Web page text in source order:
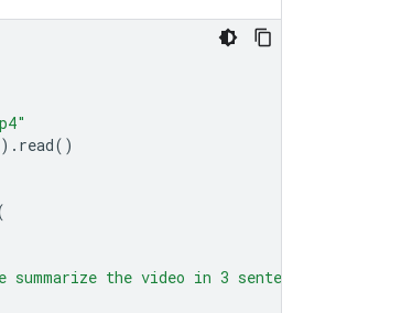
) . read()
summarize the video in 3 sentences."